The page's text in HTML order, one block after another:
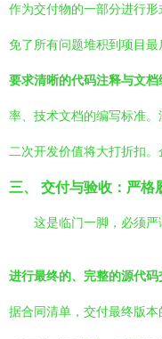
作为交付物的一部分进行
免了所有问题堆积到项目最
要求清晰的代码注释与文档
率、技术文档的编写标准
二次开发价值将大打折扣。
三、 交付与验收：严格
这是临门一脚，必须严
进行最终的、完整的源代码
据合同清单，交付最终版